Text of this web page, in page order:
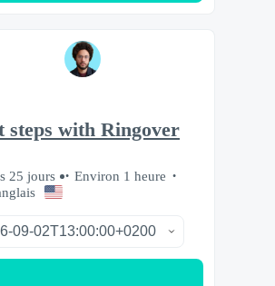
steps with Ringover
25 jours
Environ 1 heure